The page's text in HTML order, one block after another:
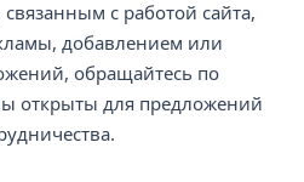
с работой сайта,
добавлением или
обращайтесь по
открыты для предложений